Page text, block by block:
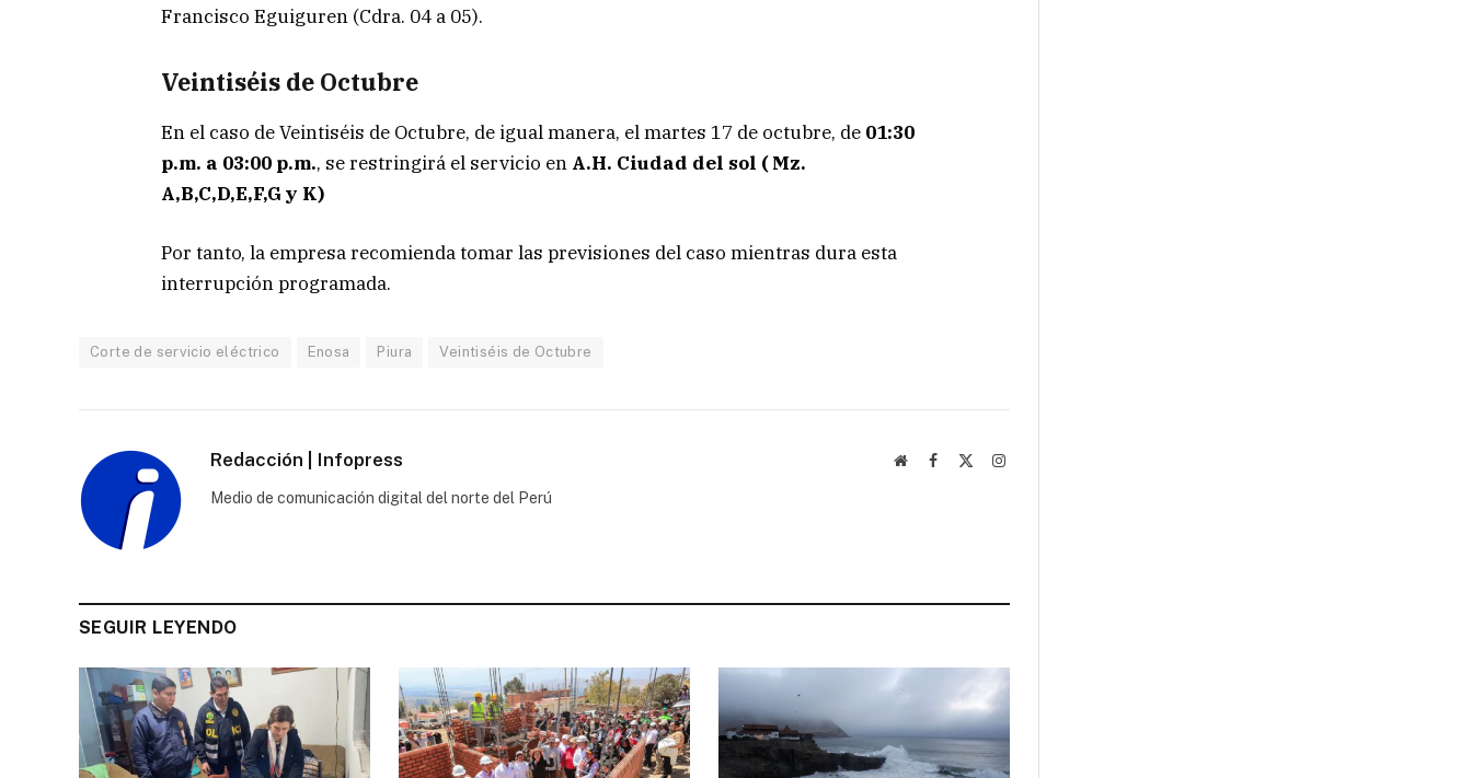
Francisco Eguiguren (Cdra. 04 a 05).
Veintiséis de Octubre
En el caso de Veintiséis de Octubre, de igual manera, el martes 17 de octubre, de 01:30
p.m. a 03:00 p.m., se restringirá el servicio en A.H. Ciudad del sol ( Mz.
A,B,C,D,E,F,G y K)
Por tanto, la empresa recomienda tomar las previsiones del caso mientras dura esta
interrupción programada.
Corte de servicio eléctrico Enosa Piura Veintiséis de Octubre
Redacción | Infopress WebsiteFacebook Instagram
Medio de comunicación digital del norte del Perú
SEGUIR LEYENDO